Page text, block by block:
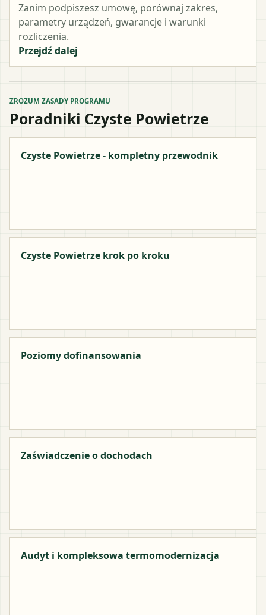
Zanim podpiszesz umowę, porównaj zakres,
parametry urządzeń, gwarancje i warunki
rozliczenia.
Przejdź dalej
ZROZUM ZASADY PROGRAMU
Poradniki Czyste Powietrze
Czyste Powietrze - kompletny przewodnik
Czyste Powietrze krok po kroku
Poziomy dofinansowania
Zaświadczenie o dochodach
Audyt i kompleksowa termomodernizacja